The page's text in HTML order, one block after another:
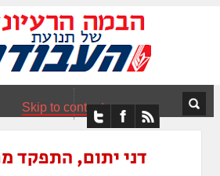
Skip to content
דני יתום, התפקד